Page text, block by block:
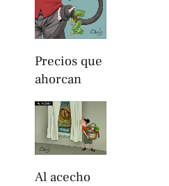
Precios que
ahorcan
Al acecho